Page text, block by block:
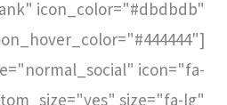
icon_color="#dbdbdb"
icon="fa-
size="fa-lg"